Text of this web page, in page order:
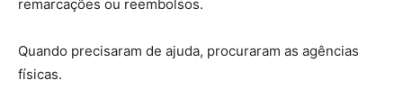
remarcações ou reembolsos.
Quando precisaram de ajuda, procuraram as agências
físicas.